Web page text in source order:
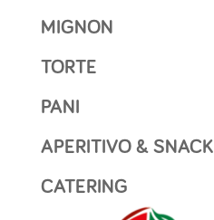
MIGNON
TORTE
PANI
APERITIVO & SNACK
CATERING